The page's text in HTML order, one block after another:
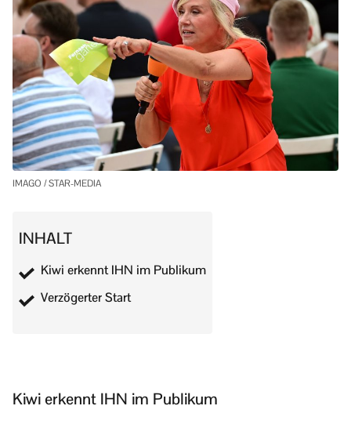
IMAGO / STAR-MEDIA
INHALT
Kiwi erkennt IHN im Publikum
Verzögerter Start
Kiwi erkennt IHN im Publikum